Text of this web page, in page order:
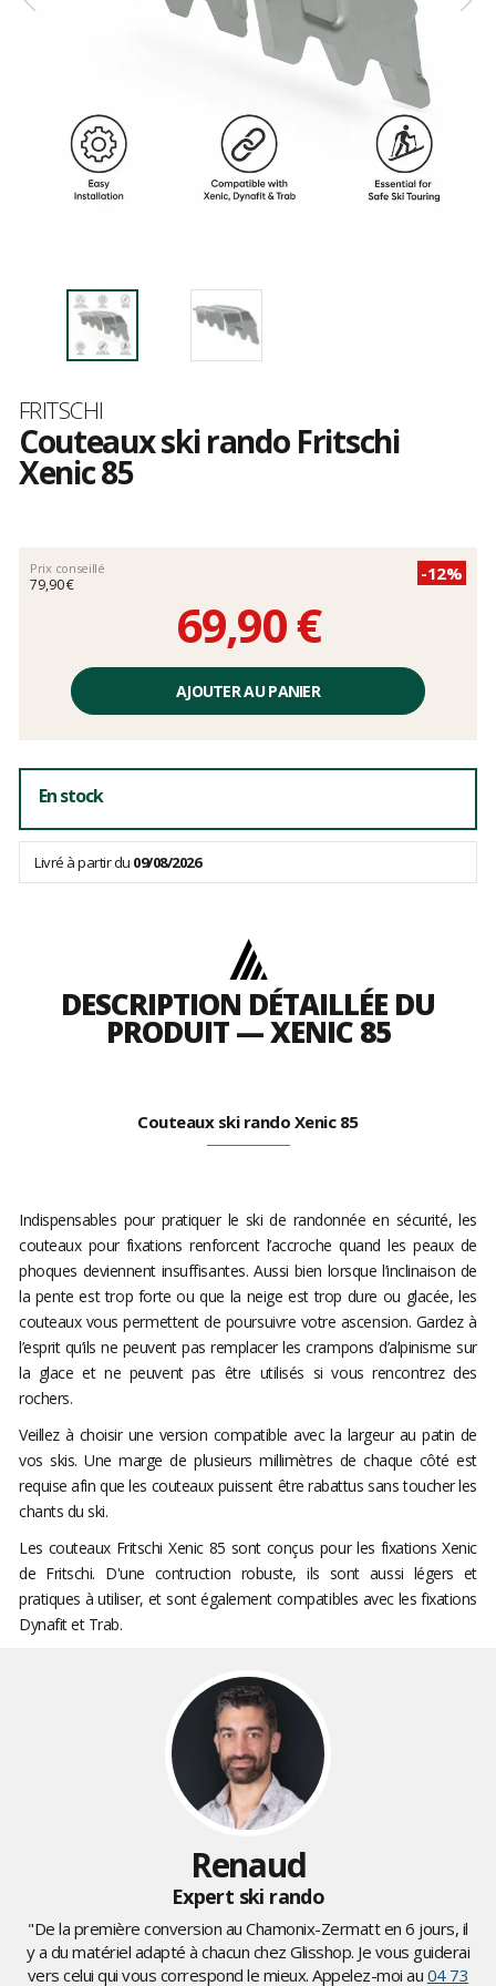
Marque
FRITSCHI
Couteaux ski rando Fritschi
Xenic 85
Prix conseillé
79,90 €
-12%
69,90 €
unitaire,
AJOUTER AU PANIER
En stock
Livré à partir du 09/08/2026
DESCRIPTION DÉTAILLÉE DU
PRODUIT — XENIC 85
Couteaux ski rando Xenic 85
Indispensables pour pratiquer le ski de randonnée en sécurité, les
couteaux pour fixations renforcent l’accroche quand les peaux de
phoques deviennent insuffisantes. Aussi bien lorsque l’inclinaison de
la pente est trop forte ou que la neige est trop dure ou glacée, les
couteaux vous permettent de poursuivre votre ascension. Gardez à
l’esprit qu’ils ne peuvent pas remplacer les crampons d’alpinisme sur
la glace et ne peuvent pas être utilisés si vous rencontrez des
rochers.
Veillez à choisir une version compatible avec la largeur au patin de
vos skis. Une marge de plusieurs millimètres de chaque côté est
requise afin que les couteaux puissent être rabattus sans toucher les
chants du ski.
Les couteaux Fritschi Xenic 85 sont conçus pour les fixations Xenic
de Fritschi. D'une contruction robuste, ils sont aussi légers et
pratiques à utiliser, et sont également compatibles avec les fixations
Dynafit et Trab.
Renaud
Expert ski rando
"De la première conversion au Chamonix-Zermatt en 6 jours, il
y a du matériel adapté à chacun chez Glisshop. Je vous guiderai
vers celui qui vous correspond le mieux. Appelez-moi au 04 73